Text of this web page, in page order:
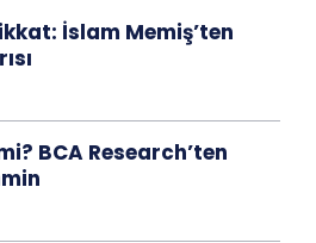
İslam Memiş’ten
BCA Research’ten